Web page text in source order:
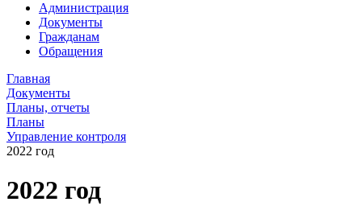
Администрация
Документы
Гражданам
Обращения
Главная
Документы
Планы, отчеты
Планы
Управление контроля
2022 год
2022 год